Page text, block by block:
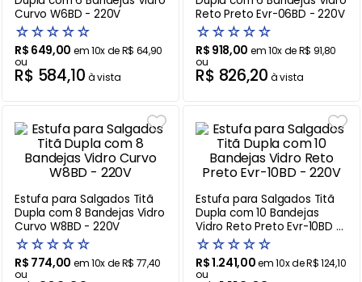
Curvo W6BD - 220V
☆☆☆☆☆
R$ 649,00 em10x deR$ 64,90
ou
R$ 584,10 à vista
Reto Preto Evr-06BD - 220V
☆☆☆☆☆
R$ 918,00 em10x deR$ 91,80
ou
R$ 826,20 à vista
Estufa para Salgados Titã
Dupla com 8 Bandejas Vidro
Curvo W8BD - 220V
☆☆☆☆☆
R$ 774,00 em10x deR$ 77,40
ou
Estufa para Salgados Titã
Dupla com 10 Bandejas
Vidro Reto Preto Evr-10BD -
220V
☆☆☆☆☆
R$1.241,00em10x deR$124,10
ou
9 Balanças
10º Fogão